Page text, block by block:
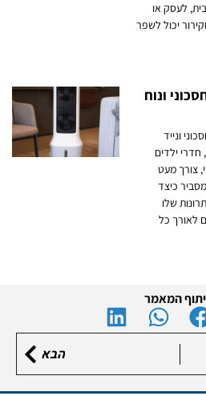
לעסק או
יכול לשפר
ונוח
ונייד
ילדים
צורך מעט
כיצד
שלו
לאורך כל
המאמר
הבא